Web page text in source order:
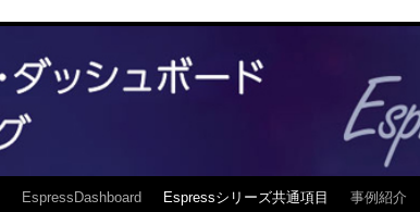
EspressDashboard Espressシリーズ共通項目 事例紹介